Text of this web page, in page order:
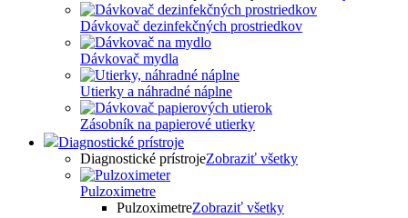
Dávkovač dezinfekčných prostriedkov
Dávkovač mydla
Utierky a náhradné náplne
Zásobník na papierové utierky
Diagnostické prístroje
Diagnostické prístrojeZobraziť všetky
Pulzoximetre
PulzoximetreZobraziť všetky